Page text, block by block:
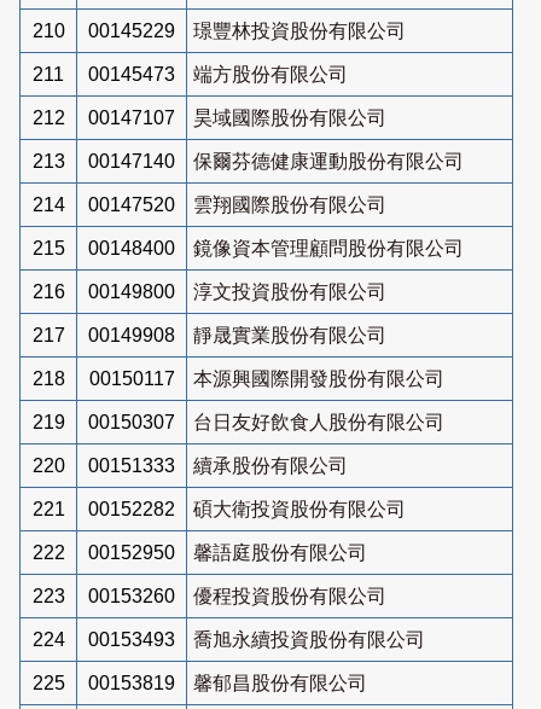
210 00145229 璟豐林投資股份有限公司
211 00145473 端方股份有限公司
212 00147107 昊域國際股份有限公司
213 00147140 保爾芬德健康運動股份有限公司
214 00147520 雲翔國際股份有限公司
215 00148400 鏡像資本管理顧問股份有限公司
216 00149800 淳文投資股份有限公司
217 00149908 靜晟實業股份有限公司
218 00150117 本源興國際開發股份有限公司
219 00150307 台日友好飲食人股份有限公司
220 00151333 續承股份有限公司
221 00152282 碩大衛投資股份有限公司
222 00152950 馨語庭股份有限公司
223 00153260 優程投資股份有限公司
224 00153493 喬旭永續投資股份有限公司
225 00153819 馨郁昌股份有限公司